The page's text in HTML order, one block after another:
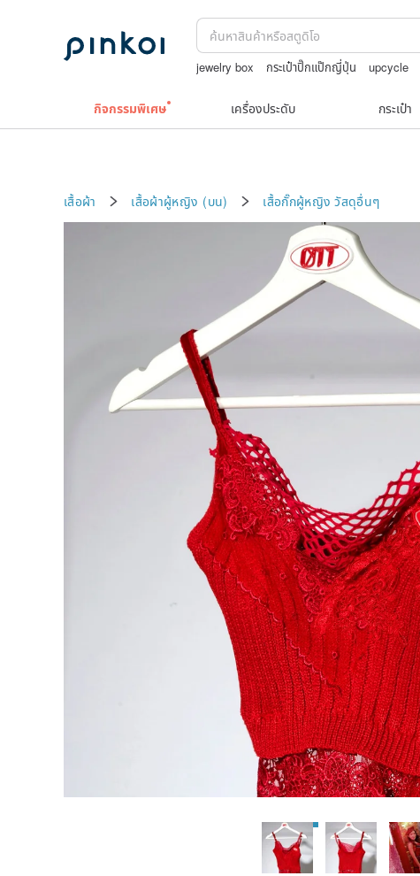
jewelry box กระเป๋าปิ๊กแป๊กญี่ปุ่น upcycle
กิจกรรมพิเศษ เครื่องประดับ กระเป๋า
เสื้อผ้า เสื้อผ้าผู้หญิง (บน) เสื้อกั๊กผู้หญิง วัสดุอื่นๆ